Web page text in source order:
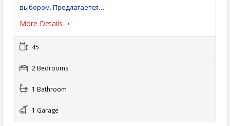
выбором. Предлагается…
More Details
45
2 Bedrooms
1 Bathroom
1 Garage